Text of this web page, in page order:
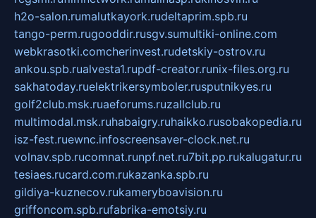
h2o-salon.rumalutkayork.rudeltaprim.spb.ru
tango-perm.rugooddir.rusgv.sumultiki-online.com
webkrasotki.comcherinvest.rudetskiy-ostrov.ru
ankou.spb.rualvesta1.rupdf-creator.runix-files.org.ru
sakhatoday.ruelektrikersymboler.rusputnikyes.ru
golf2club.msk.ruaeforums.ruzallclub.ru
multimodal.msk.ruhabaigry.ruhaikko.rusobakopedia.ru
isz-fest.ruewnc.infoscreensaver-clock.net.ru
volnav.spb.rucomnat.runpf.net.ru7bit.pp.rukalugatur.ru
tesiaes.rucard.com.rukazanka.spb.ru
gildiya-kuznecov.rukameryboavision.ru
griffoncom.spb.rufabrika-emotsiy.ru